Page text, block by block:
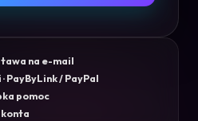
na e-mail
PayByLink / PayPal
pomoc